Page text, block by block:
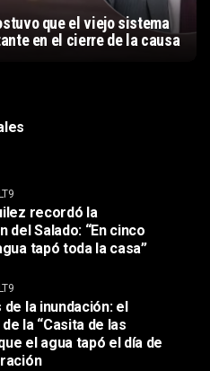
que el viejo sistema
en el cierre de la causa
recordó la
del Salado: “En cinco
tapó toda la casa”
de la inundación: el
la “Casita de las
el agua tapó el día de